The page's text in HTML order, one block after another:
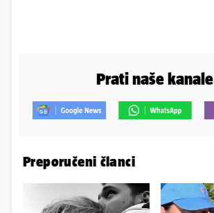
Prati naše kanale
Preporučeni članci